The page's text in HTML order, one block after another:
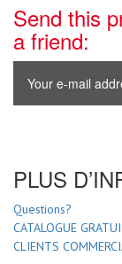
Send this
a friend:
PLUS
Questions?
CATALOGUE
CLIENTS